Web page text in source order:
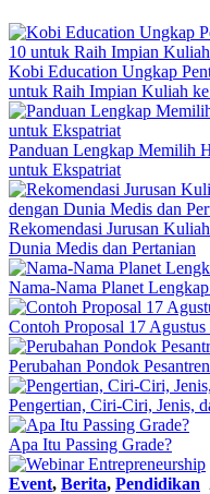
Kobi Education Ungkap
untuk Raih Impian Kuliah
Panduan Lengkap Memilih
untuk Ekspatriat
Rekomendasi Jurusan
Dunia Medis dan Pertanian
Nama-Nama Planet
Contoh Proposal 17
Perubahan Pondok
Pengertian, Ciri-Ciri, Jenis,
Apa Itu Passing Grade?
Event, Berita, Pendidikan